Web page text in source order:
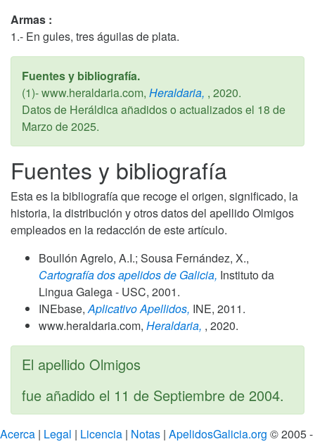
Armas :
1.- En gules, tres águilas de plata.
Fuentes y bibliografía.
(1)- www.heraldaria.com, Heraldaria, , 2020.
Datos de Heráldica añadidos o actualizados el 18 de
Marzo de 2025.
Fuentes y bibliografía
Esta es la bibliografía que recoge el origen, significado, la
historia, la distribución y otros datos del apellido Olmigos
empleados en la redacción de este artículo.
Boullón Agrelo, A.I.; Sousa Fernández, X.,
Cartografía dos apelidos de Galicia, Instituto da
Lingua Galega - USC, 2001.
INEbase,Aplicativo Apellidos, INE, 2011.
www.heraldaria.com, Heraldaria, , 2020.
El apellido Olmigos
fue añadido el 11 de Septiembre de 2004.
Acerca | Legal | Licencia | Notas | ApelidosGalicia.org © 2005 -